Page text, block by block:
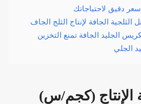
دقيق لاحتياجاتك
الثلجية الجافة لإنتاج الثلج الجاف
الجليد الجافة تمنع التخزين
الجلي